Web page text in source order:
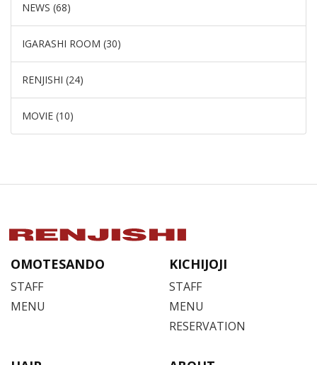
NEWS (68)
IGARASHI ROOM (30)
RENJISHI (24)
MOVIE (10)
OMOTESANDO
STAFF
MENU
KICHIJOJI
STAFF
MENU
RESERVATION